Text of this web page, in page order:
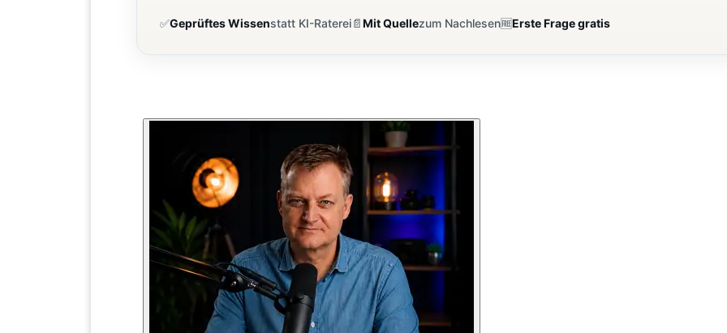
✅Geprüftes Wissenstatt KI-Raterei📄Mit Quellezum Nachlesen🆓Erste Frage gratis